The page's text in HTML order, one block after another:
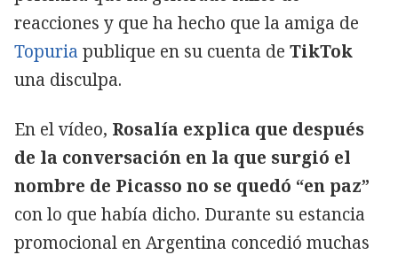
reacciones y que ha hecho que la amiga de
Topuria publique en su cuenta de TikTok
una disculpa.
En el vídeo, Rosalía explica que después
de la conversación en la que surgió el
nombre de Picasso no se quedó “en paz”
con lo que había dicho. Durante su estancia
promocional en Argentina concedió muchas